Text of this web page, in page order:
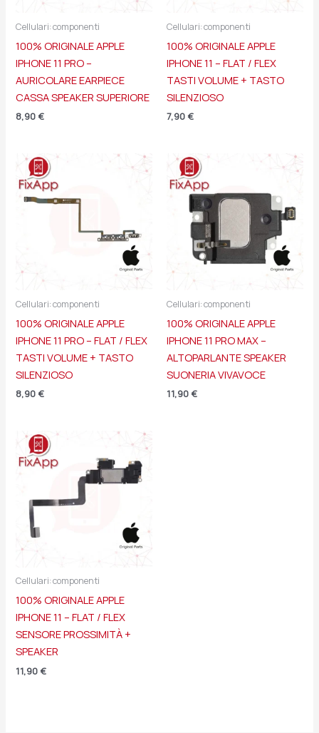
Cellulari: componenti
100% ORIGINALE APPLE
IPHONE 11 PRO –
AURICOLARE EARPIECE
CASSA SPEAKER SUPERIORE
8,90 €
Cellulari: componenti
100% ORIGINALE APPLE
IPHONE 11 – FLAT / FLEX
TASTI VOLUME + TASTO
SILENZIOSO
7,90 €
Cellulari: componenti
100% ORIGINALE APPLE
IPHONE 11 PRO – FLAT / FLEX
TASTI VOLUME + TASTO
SILENZIOSO
8,90 €
Cellulari: componenti
100% ORIGINALE APPLE
IPHONE 11 PRO MAX –
ALTOPARLANTE SPEAKER
SUONERIA VIVAVOCE
11,90 €
Cellulari: componenti
100% ORIGINALE APPLE
IPHONE 11 – FLAT / FLEX
SENSORE PROSSIMITÀ +
SPEAKER
11,90 €